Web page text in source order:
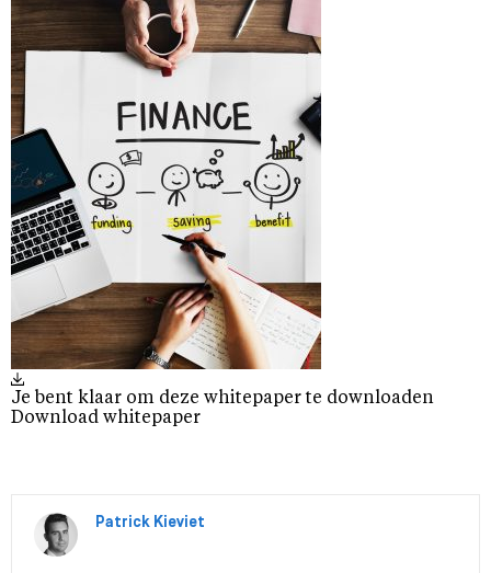
Je bent klaar om deze whitepaper te downloaden
Download whitepaper
Patrick Kieviet